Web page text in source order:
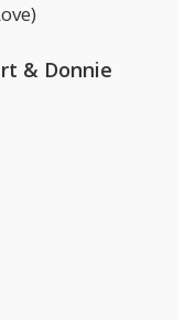
& Donnie